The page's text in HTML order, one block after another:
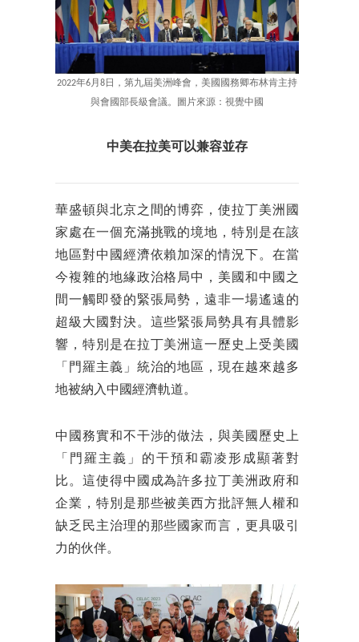
2022年6月8日，第九屆美洲峰會，美國國務卿布林肯主持
與會國部長級會議。圖片來源：視覺中國
中美在拉美可以兼容並存
華盛頓與北京之間的博弈，使拉丁美洲國
家處在一個充滿挑戰的境地，特別是在該
地區對中國經濟依賴加深的情況下。在當
今複雜的地緣政治格局中，美國和中國之
間一觸即發的緊張局勢，遠非一場遙遠的
超級大國對決。這些緊張局勢具有具體影
響，特別是在拉丁美洲這一歷史上受美國
「門羅主義」統治的地區，現在越來越多
地被納入中國經濟軌道。
中國務實和不干涉的做法，與美國歷史上
「門羅主義」的干預和霸凌形成顯著對
比。這使得中國成為許多拉丁美洲政府和
企業，特別是那些被美西方批評無人權和
缺乏民主治理的那些國家而言，更具吸引
力的伙伴。